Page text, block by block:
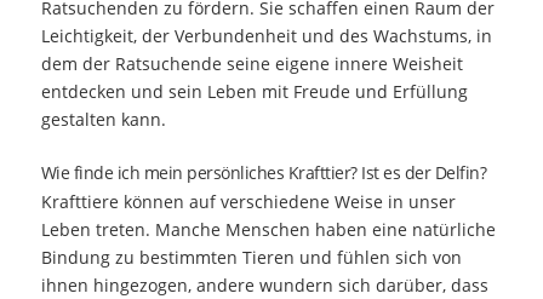
Ratsuchenden zu fördern. Sie schaffen einen Raum der
Leichtigkeit, der Verbundenheit und des Wachstums, in
dem der Ratsuchende seine eigene innere Weisheit
entdecken und sein Leben mit Freude und Erfüllung
gestalten kann.
Wie finde ich mein persönliches Krafttier? Ist es der Delfin?
Krafttiere können auf verschiedene Weise in unser
Leben treten. Manche Menschen haben eine natürliche
Bindung zu bestimmten Tieren und fühlen sich von
ihnen hingezogen, andere wundern sich darüber, dass